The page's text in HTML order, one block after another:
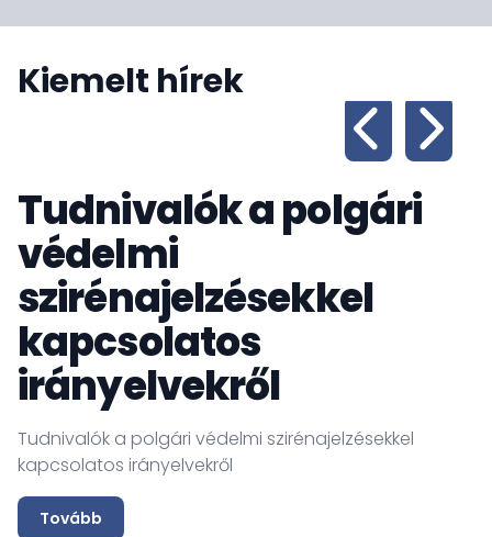
Kiemelt hírek
Tudnivalók a polgári
védelmi
szirénajelzésekkel
kapcsolatos
irányelvekről
Tudnivalók a polgári védelmi szirénajelzésekkel
kapcsolatos irányelvekről
Tovább